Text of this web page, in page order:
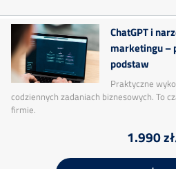
ChatGPT i
marketingu –
podstaw
Praktyczne
codziennych zadaniach biznesowych. To
firmie.
1.990